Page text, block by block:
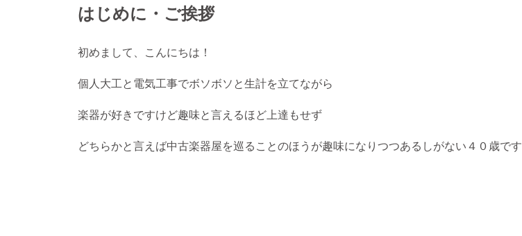
はじめに・ご挨拶
初めまして、こんにちは！
個人大工と電気工事でボソボソと生計を立てながら
楽器が好きですけど趣味と言えるほど上達もせず
どちらかと言えば中古楽器屋を巡ることのほうが趣味になりつつあるしがない４０歳です